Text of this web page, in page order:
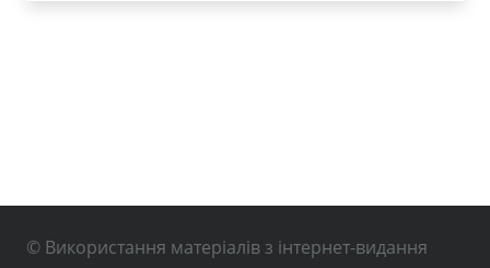
© Використання матеріалів з інтернет-видання